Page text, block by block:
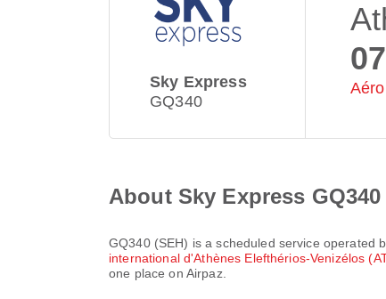
Sky Express
GQ340
About Sky Express GQ340
GQ340(SEH) is a scheduled service operated
international d'Athènes Elefthérios-Venizélos
one place on Airpaz.